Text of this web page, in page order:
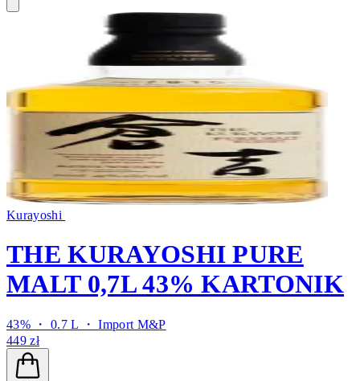
Kurayoshi
THE KURAYOSHI PURE
MALT 0,7L 43% KARTONIK
43% ・ 0.7 L ・Import M&P
449 zł